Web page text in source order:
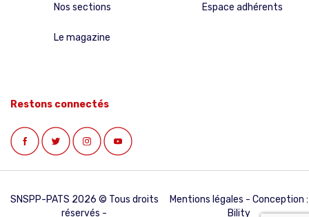
Nos sections
Le magazine
Espace adhérents
Restons connectés
SNSPP-PATS 2026 © Tous droits
réservés -
Mentions légales - Conception :
Bility